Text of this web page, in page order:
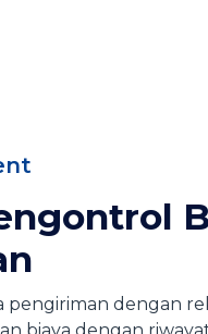
pengiriman dengan